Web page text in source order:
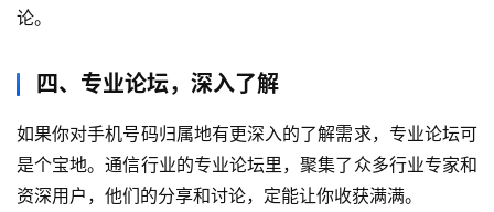
号
防
诈
论。
四、专业论坛，深入了解
如果你对手机号码归属地有更深入的了解需求，专业论坛可
是个宝地。通信行业的专业论坛里，聚集了众多行业专家和
资深用户，他们的分享和讨论，定能让你收获满满。